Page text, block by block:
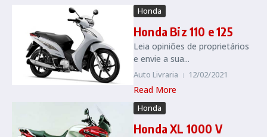
Honda
Honda Biz 110 e 125
Leia opiniões de proprietários
e envie a sua...
Auto Livraria 12/02/2021
Read More
Honda
Honda XL 1000 V